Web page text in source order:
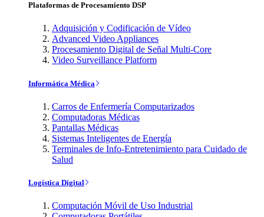
Plataformas de Procesamiento DSP
Adquisición y Codificación de Vídeo
Advanced Video Appliances
Procesamiento Digital de Señal Multi-Core
Video Surveillance Platform
Informática Médica
Carros de Enfermería Computarizados
Computadoras Médicas
Pantallas Médicas
Sistemas Inteligentes de Energía
Terminales de Info-Entretenimiento para Cuidado de
Salud
Logística Digital
Computación Móvil de Uso Industrial